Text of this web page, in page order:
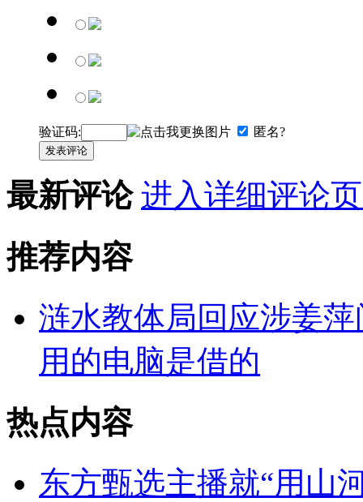
验证码: 匿名?
发表评论
最新评论 进入详细评论
推荐内容
涟水教体局回应涉姜
用的电脑是借的
热点内容
东方甄选主播就“用山